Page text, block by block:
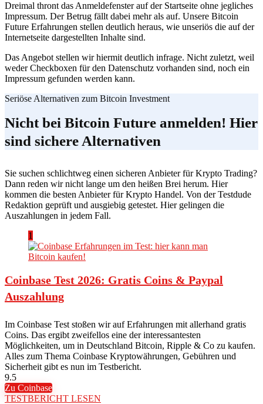
Dreimal thront das Anmeldefenster auf der Startseite ohne jegliches
Impressum. Der Betrug fällt dabei mehr als auf. Unsere Bitcoin
Future Erfahrungen stellen deutlich heraus, wie unseriös die auf der
Internetseite dargestellten Inhalte sind.
Das Angebot stellen wir hiermit deutlich infrage. Nicht zuletzt, weil
weder Checkboxen für den Datenschutz vorhanden sind, noch ein
Impressum gefunden werden kann.
Seriöse Alternativen zum Bitcoin Investment
Nicht bei Bitcoin Future anmelden! Hier
sind sichere Alternativen
Sie suchen schlichtweg einen sicheren Anbieter für Krypto Trading?
Dann reden wir nicht lange um den heißen Brei herum. Hier
kommen die besten Anbieter für Krypto Handel. Von der Testdude
Redaktion geprüft und ausgiebig getestet. Hier gelingen die
Auszahlungen in jedem Fall.
1
Coinbase Test 2026: Gratis Coins & Paypal
Auszahlung
Im Coinbase Test stoßen wir auf Erfahrungen mit allerhand gratis
Coins. Das ergibt zweifellos eine der interessantesten
Möglichkeiten, um in Deutschland Bitcoin, Ripple & Co zu kaufen.
Alles zum Thema Coinbase Kryptowährungen, Gebühren und
Sicherheit gibt es nun im Testbericht.
9.5
Zu Coinbase
TESTBERICHT LESEN